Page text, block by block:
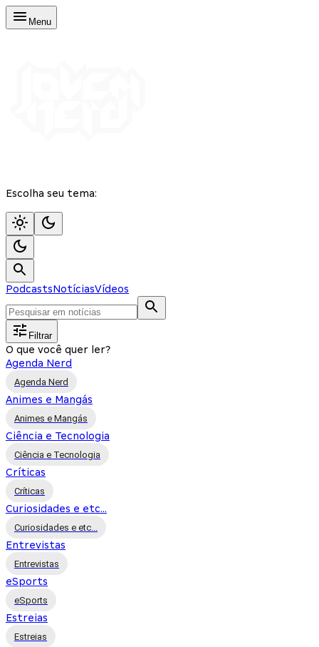
Menu
Escolha seu tema:
PodcastsNotíciasVídeos
Filtrar
O que você quer ler?
Agenda Nerd
Agenda Nerd
Animes e Mangás
Animes e Mangás
Ciência e Tecnologia
Ciência e Tecnologia
Críticas
Críticas
Curiosidades e etc...
Curiosidades e etc...
Entrevistas
Entrevistas
eSports
eSports
Estreias
Estreias